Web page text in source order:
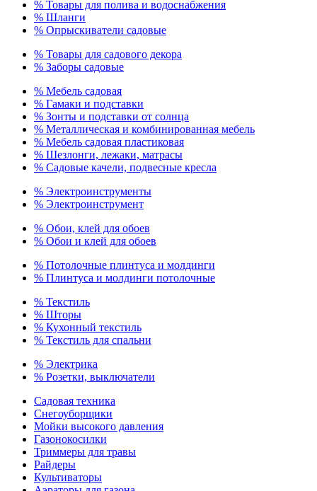
% Товары для полива и водоснабжения
% Шланги
% Опрыскиватели садовые
% Товары для садового декора
% Заборы садовые
% Мебель садовая
% Гамаки и подставки
% Зонты и подставки от солнца
% Металлическая и комбинированная мебель
% Мебель садовая пластиковая
% Шезлонги, лежаки, матрасы
% Садовые качели, подвесные кресла
% Электроинструменты
% Электроинструмент
% Обои, клей для обоев
% Обои и клей для обоев
% Потолочные плинтуса и молдинги
% Плинтуса и молдинги потолочные
% Текстиль
% Шторы
% Кухонный текстиль
% Текстиль для спальни
% Электрика
% Розетки, выключатели
Садовая техника
Снегоуборщики
Мойки высокого давления
Газонокосилки
Триммеры для травы
Райдеры
Культиваторы